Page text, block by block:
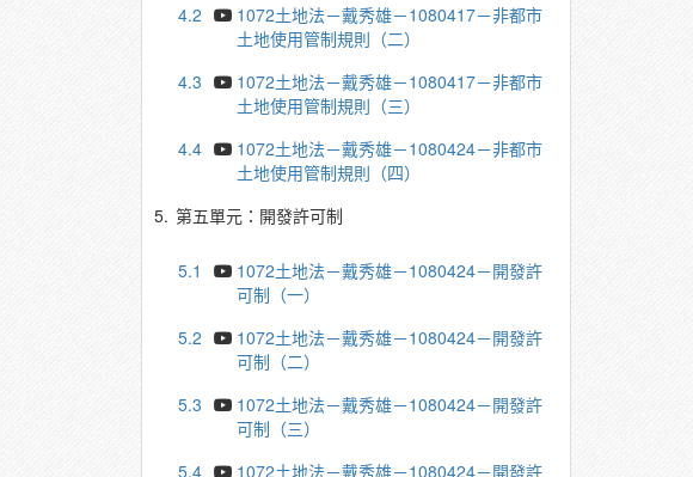
4.2
1072土地法－戴秀雄－1080417－非都市
土地使用管制規則（二）
4.3
1072土地法－戴秀雄－1080417－非都市
土地使用管制規則（三）
4.4
1072土地法－戴秀雄－1080424－非都市
土地使用管制規則（四）
5. 第五單元：開發許可制
5.1
1072土地法－戴秀雄－1080424－開發許
可制（一）
5.2
1072土地法－戴秀雄－1080424－開發許
可制（二）
5.3
1072土地法－戴秀雄－1080424－開發許
可制（三）
5.4
1072土地法－戴秀雄－1080424－開發許